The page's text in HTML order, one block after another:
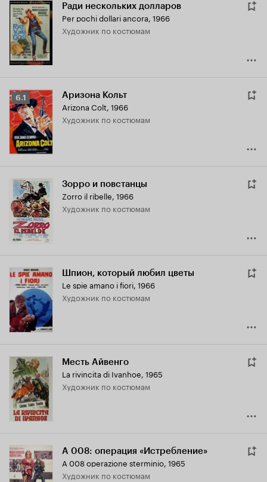
Ради нескольких долларов
Per pochi dollari ancora, 1966
Художник по костюмам
Рейтинг
Кинопоиска
6.1
6.1 Аризона Кольт
Arizona Colt, 1966
Художник по костюмам
Зорро и повстанцы
Zorro il ribelle, 1966
Художник по костюмам
Шпион, который любил цветы
Le spie amano i fiori, 1966
Художник по костюмам
Месть Айвенго
La rivincita di Ivanhoe, 1965
Художник по костюмам
А 008: операция «Истребление»
A 008 operazione sterminio, 1965
Художник по костюмам